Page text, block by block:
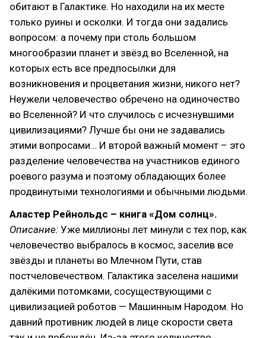
обитают в Галактике. Но находили на их месте
только руины и осколки. И тогда они задались
вопросом: а почему при столь большом
многообразии планет и звёзд во Вселенной, на
которых есть все предпосылки для
возникновения и процветания жизни, никого нет?
Неужели человечество обречено на одиночество
во Вселенной? И что случилось с исчезнувшими
цивилизациями? Лучше бы они не задавались
этими вопросами… И второй важный момент – это
разделение человечества на участников единого
роевого разума и поэтому обладающих более
продвинутыми технологиями и обычными людьми.
Аластер Рейнольдс – книга «Дом солнц».
Описание: Уже миллионы лет минули с тех пор, как
человечество выбралось в космос, заселив все
звёзды и планеты во Млечном Пути, став
постчеловечеством. Галактика заселена нашими
далёкими потомками, сосуществующими с
цивилизацией роботов — Машинным Народом. Но
давний противник людей в лице скорости света